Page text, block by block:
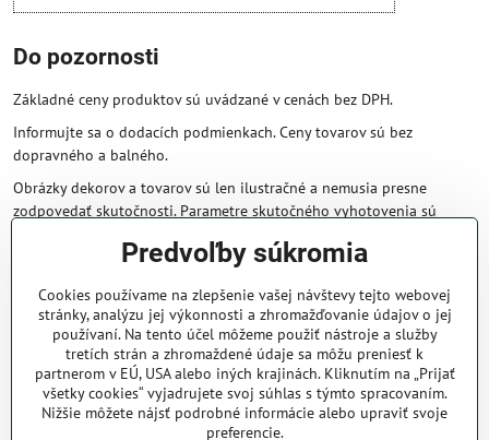
Do pozornosti
Základné ceny produktov sú uvádzané v cenách bez DPH.
Informujte sa o dodacích podmienkach. Ceny tovarov sú bez
dopravného a balného.
Obrázky dekorov a tovarov sú len ilustračné a nemusia presne
zodpovedať skutočnosti. Parametre skutočného vyhotovenia sú
Naše obchodné podmienky zaručujú bezproblémové spracovanie
Vašej zakázky online.
V prípade, že máte s nami už dojednané obchodné podmienky, ceny a
zľavy z minulosti, platia tie, ktoré sú pre Vás výhodnejšie.
Predvoľby súkromia
Cookies používame na zlepšenie vašej návštevy tejto webovej
stránky, analýzu jej výkonnosti a zhromažďovanie údajov o jej
používaní. Na tento účel môžeme použiť nástroje a služby
tretích strán a zhromaždené údaje sa môžu preniesť k
partnerom v EÚ, USA alebo iných krajinách. Kliknutím na „Prijať
všetky cookies“ vyjadrujete svoj súhlas s týmto spracovaním.
Nižšie môžete nájsť podrobné informácie alebo upraviť svoje
preferencie.